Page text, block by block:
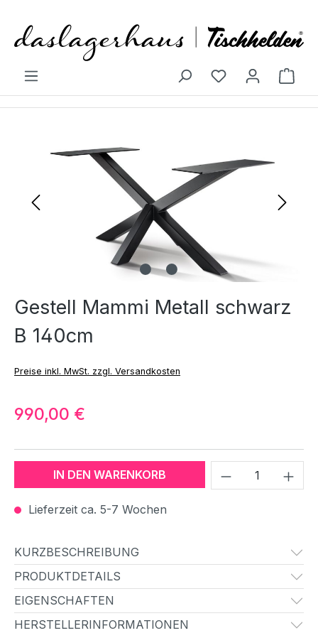
Gestell Mammi Metall schwarz
B 140cm
Preise inkl. MwSt. zzgl. Versandkosten
990,00 €
IN DEN WARENKORB Produkt
Lieferzeit ca. 5-7 Wochen
KURZBESCHREIBUNG
PRODUKTDETAILS
EIGENSCHAFTEN
HERSTELLERINFORMATIONEN